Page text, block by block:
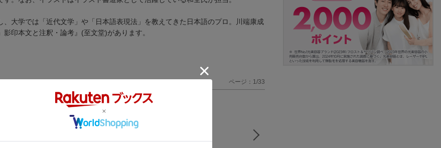
大学では「近代文学」や「日本語表現法」を教えてきた日本語のプロ。川端康成
印本文と注釈・論考』(至文堂)があります。
ページ：1/33